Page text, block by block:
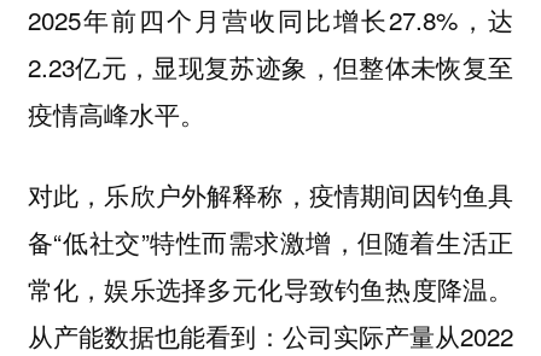
2025年前四个月营收同比增长27.8%，达
2.23亿元，显现复苏迹象，但整体未恢复至
疫情高峰水平。
对此，乐欣户外解释称，疫情期间因钓鱼具
备“低社交”特性而需求激增，但随着生活正
常化，娱乐选择多元化导致钓鱼热度降温。
从产能数据也能看到：公司实际产量从2022